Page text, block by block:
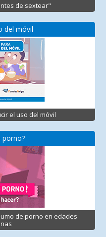
de sextear"
del móvil
el uso del móvil
porno?
de porno en edades